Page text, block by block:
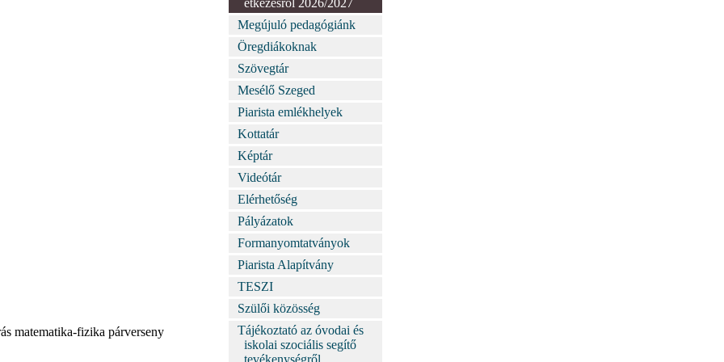
matematika-fizika párverseny
étkezésről 2026/2027
Megújuló pedagógiánk
Öregdiákoknak
Szövegtár
Mesélő Szeged
Piarista emlékhelyek
Kottatár
Képtár
Videótár
Elérhetőség
Pályázatok
Formanyomtatványok
Piarista Alapítvány
TESZI
Szülői közösség
Tájékoztató az óvodai és
iskolai szociális segítő
tevékenységről